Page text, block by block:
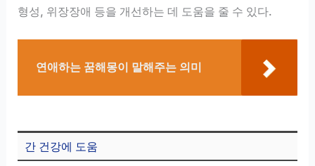
형성, 위장장애 등을 개선하는 데 도움을 줄 수 있다.
연애하는 꿈해몽이 말해주는 의미
간 건강에 도움